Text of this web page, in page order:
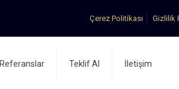
Çerez Politikası Gizlilik
Referanslar Teklif Al İletişim